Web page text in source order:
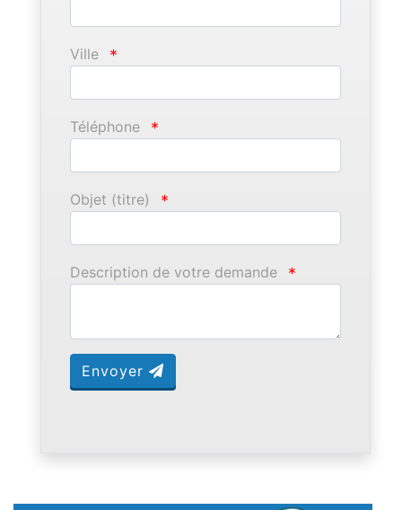
Ville *
Téléphone *
Objet (titre) *
Description de votre demande *
Envoyer